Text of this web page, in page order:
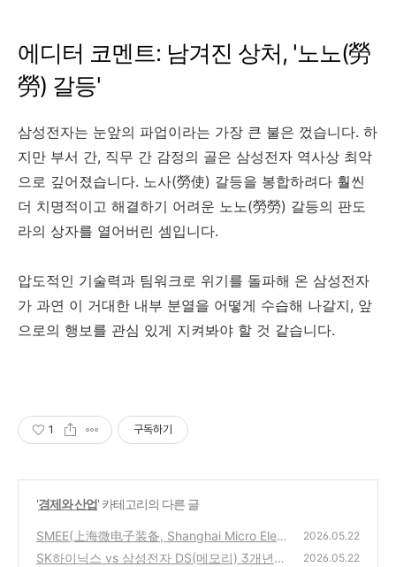
에디터 코멘트: 남겨진 상처, '노노(勞
勞) 갈등'
삼성전자는 눈앞의 파업이라는 가장 큰 불은 껐습니다. 하
지만 부서 간, 직무 간 감정의 골은 삼성전자 역사상 최악
으로 깊어졌습니다. 노사(勞使) 갈등을 봉합하려다 훨씬
더 치명적이고 해결하기 어려운 노노(勞勞) 갈등의 판도
라의 상자를 열어버린 셈입니다.
압도적인 기술력과 팀워크로 위기를 돌파해 온 삼성전자
가 과연 이 거대한 내부 분열을 어떻게 수습해 나갈지, 앞
으로의 행보를 관심 있게 지켜봐야 할 것 같습니다.
1 구독하기
'경제와 산업' 카테고리의 다른 글
SMEE(上海微电子装备, Shanghai Micro Elect
ronics Equipment Group Co., Ltd.) 소개
(0)
2026.05.22
SK하이닉스 vs 삼성전자 DS(메모리) 3개년
2026.05.22